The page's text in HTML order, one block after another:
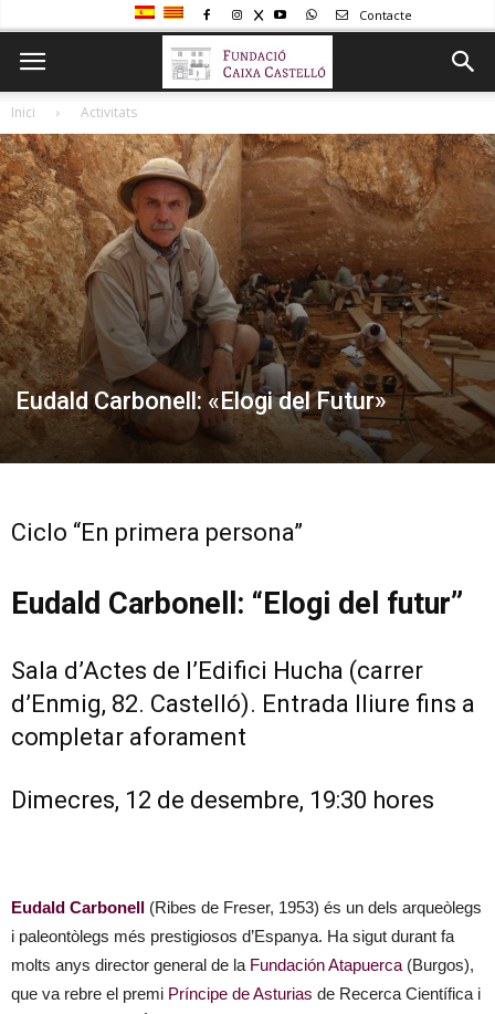
Contacte
Inici Activitats
Eudald Carbonell: «Elogi del Futur»
Ciclo “En primera persona”
Eudald Carbonell: “Elogi del futur”
Sala d’Actes de l’Edifici Hucha (carrer
d’Enmig, 82. Castelló). Entrada lliure fins a
completar aforament
Dimecres, 12 de desembre, 19:30 hores
Eudald Carbonell (Ribes de Freser, 1953) és un dels arqueòlegs
i paleontòlegs més prestigiosos d’Espanya. Ha sigut durant fa
molts anys director general de la Fundación Atapuerca (Burgos),
que va rebre el premi Príncipe de Asturias de Recerca Científica i